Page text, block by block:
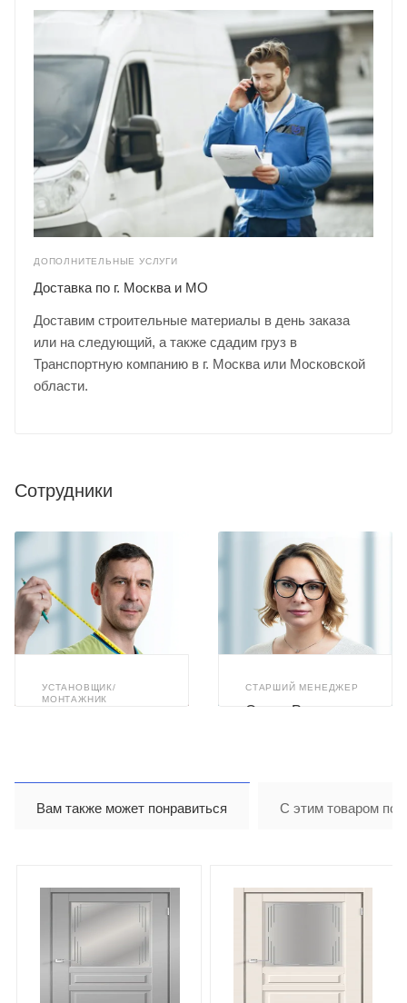
ДОПОЛНИТЕЛЬНЫЕ УСЛУГИ
Доставка по г. Москва и МО
Доставим строительные материалы в день заказа
или на следующий, а также сдадим груз в
Транспортную компанию в г. Москва или Московской
области.
Сотрудники
УСТАНОВЩИК/
МОНТАЖНИК
СТАРШИЙ МЕНЕДЖЕР
Олеся Романюк
Вам также может понравиться С этим товаром